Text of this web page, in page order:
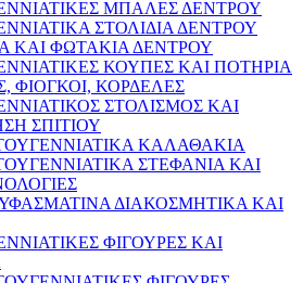
ΜΠΑΛΕΣ ΔΕΝΤΡΟΥ
ΣΤΟΛΙΔΙΑ ΔΕΝΤΡΟΥ
ΚΑΙ ΦΩΤΑΚΙΑ ΔΕΝΤΡΟΥ
ΚΟΥΠΕΣ ΚΑΙ ΠΟΤΗΡΙΑ
ΦΙΟΓΚΟΙ, ΚΟΡΔΕΛΕΣ
ΣΤΟΛΙΣΜΟΣ ΚΑΙ
ΣΠΙΤΙΟΥ
ΚΑΛΑΘΑΚΙΑ
ΣΤΕΦΑΝΙΑ ΚΑΙ
ΔΙΑΚΟΣΜΗΤΙΚΑ ΚΑΙ
ΦΙΓΟΥΡΕΣ ΚΑΙ